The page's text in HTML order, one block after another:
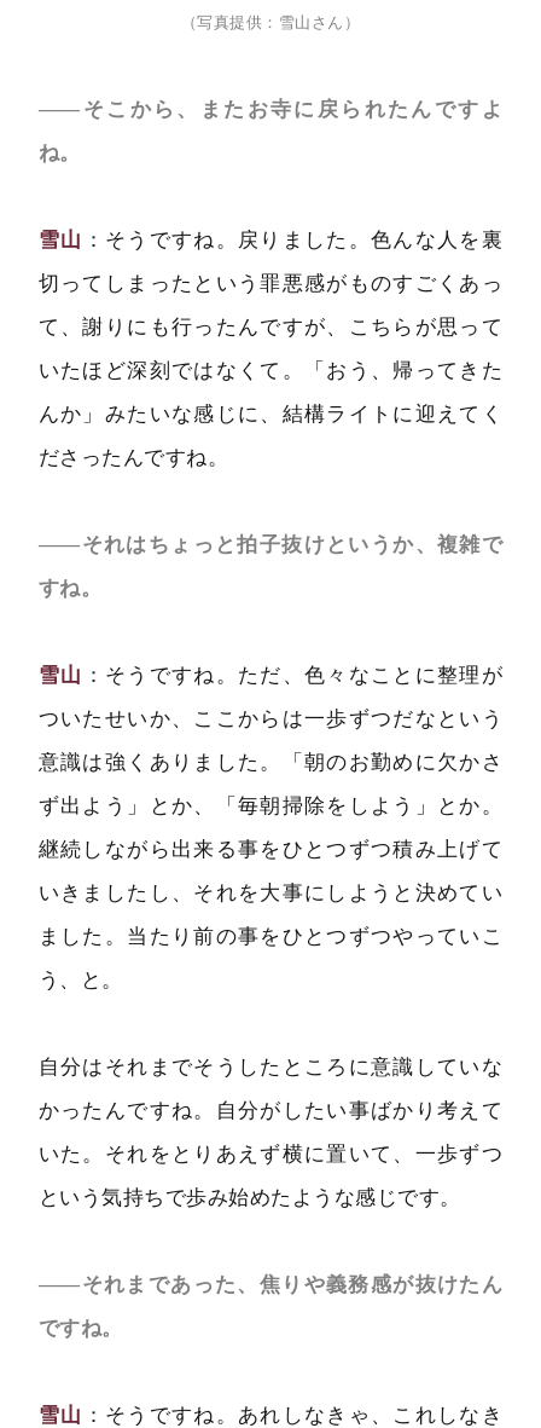
（写真提供：雪山さん）
――そこから、またお寺に戻られたんですよ
ね。
雪山 ：そうですね。戻りました。色んな人を裏
切ってしまったという罪悪感がものすごくあっ
て、謝りにも行ったんですが、こちらが思って
いたほど深刻ではなくて。「おう、帰ってきた
んか」みたいな感じに、結構ライトに迎えてく
ださったんですね。
――それはちょっと拍子抜けというか、複雑で
すね。
雪山 ：そうですね。ただ、色々なことに整理が
ついたせいか、ここからは一歩ずつだなという
意識は強くありました。「朝のお勤めに欠かさ
ず出よう」とか、「毎朝掃除をしよう」とか。
継続しながら出来る事をひとつずつ積み上げて
いきましたし、それを大事にしようと決めてい
ました。当たり前の事をひとつずつやっていこ
う、と。
自分はそれまでそうしたところに意識していな
かったんですね。自分がしたい事ばかり考えて
いた。それをとりあえず横に置いて、一歩ずつ
という気持ちで歩み始めたような感じです。
――それまであった、焦りや義務感が抜けたん
ですね。
雪山 ：そうですね。あれしなきゃ、これしなき